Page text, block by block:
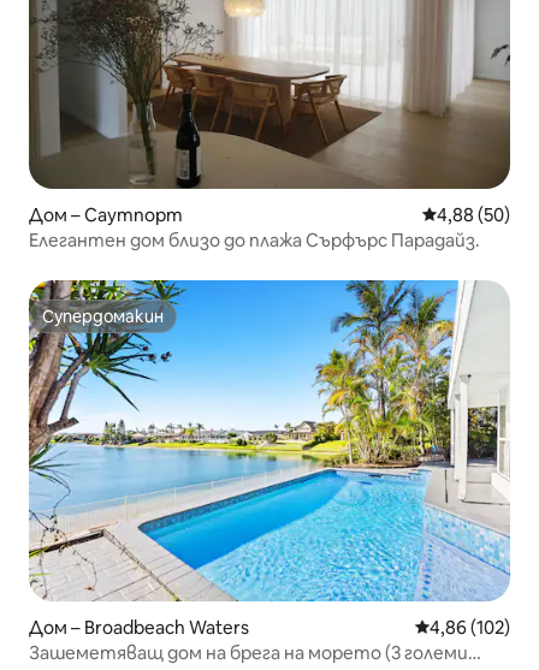
Дом – Саутпорт Средна
4,88 (50)
Елегантен дом близо до плажа Сърфърс Парадайз.
Супердомакин
Супердомакин
Дом – Broadbeach Waters Средна
4,86 (102)
Зашеметяващ дом на брега на морето (3 големи